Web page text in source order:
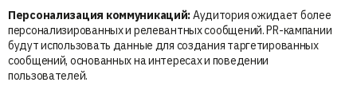
Персонализация коммуникаций:Аудитория ожидает более
персонализированных и релевантных сообщений. PR-кампании
будут использовать данные для создания таргетированных
сообщений, основанных на интересах и поведении
пользователей.